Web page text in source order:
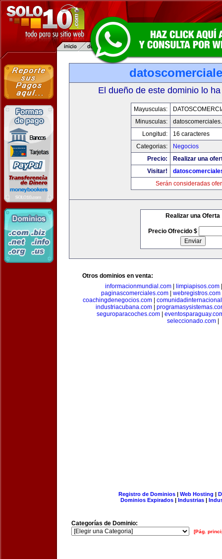
El dueño de este dominio lo
Mayusculas:
Minusculas:
Longitud:
16 caracteres
Categorias:
Negocios
Precio:
Realizar una
Visitar!
Serán consideradas
Realizar una Oferta
Precio Ofrecido $
Otros dominios en venta:
informacionmundial.com| limpiapisos.com
paginascomerciales.com| webregistros.com
coachingdenegocios.com
industriacubana.com
seguroparacoches.com|
seleccionado.com|
Registro de Dominios| Web Hosting |
Dominios Expirados | Industrias |
Categorías de Dominio:
[Pág.